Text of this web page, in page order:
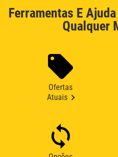
Ferramentas E
Qualquer
Ofertas
Atuais